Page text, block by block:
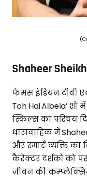
Shaheer Sheikh
फेमस इंडियन टीवी
Toh Hai Albela’
स्किल्स का परिचय
धारावाहिक में
और स्मार्ट व्यक्ति का
कैरेक्टर दर्शकों को
जीवन की